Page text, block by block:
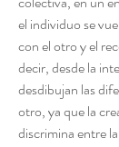
el individuo se
con el otro y el
decir, desde la
desdibujan las
otro, ya que la
discrimina entre